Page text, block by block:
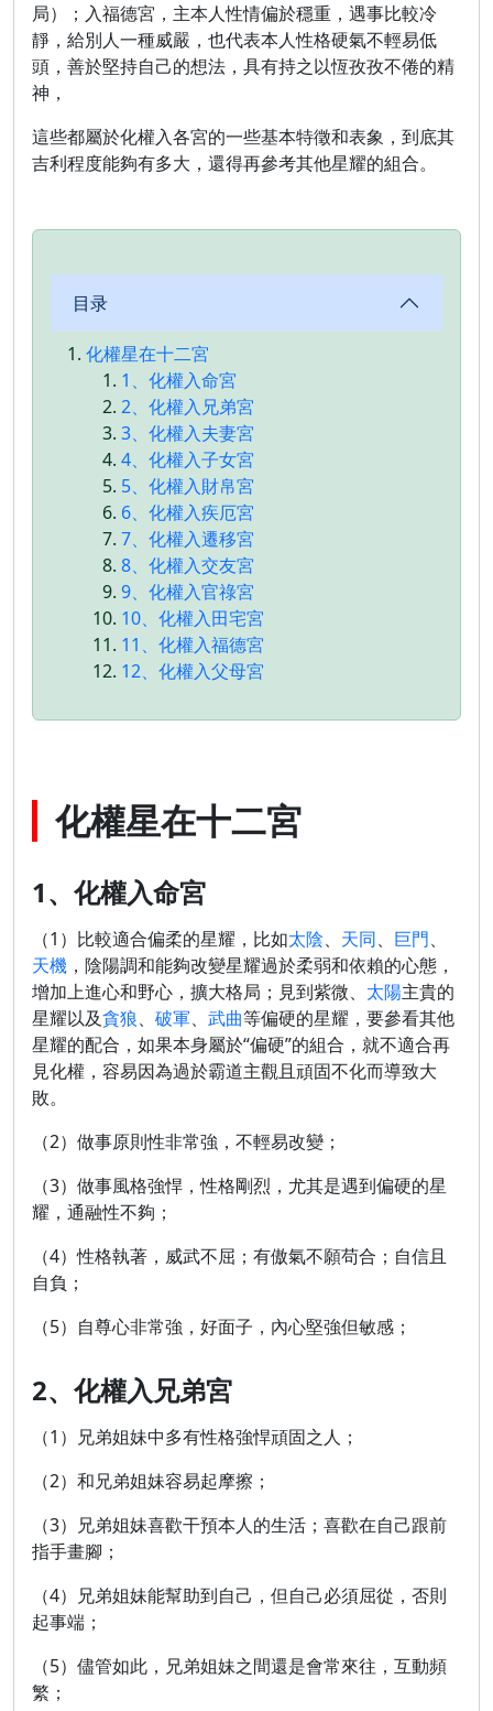
局）；入福德宮，主本人性情偏於穩重，遇事比較冷
靜，給別人一種威嚴，也代表本人性格硬氣不輕易低
頭，善於堅持自己的想法，具有持之以恆孜孜不倦的精
神，
這些都屬於化權入各宮的一些基本特徵和表象，到底其
吉利程度能夠有多大，還得再參考其他星耀的組合。
目录
化權星在十二宮
1、化權入命宮
2、化權入兄弟宮
3、化權入夫妻宮
4、化權入子女宮
5、化權入財帛宮
6、化權入疾厄宮
7、化權入遷移宮
8、化權入交友宮
9、化權入官祿宮
10、化權入田宅宮
11、化權入福德宮
12、化權入父母宮
化權星在十二宮
1、化權入命宮
（1）比較適合偏柔的星耀，比如太陰、 天同、 巨門、
天機 ，陰陽調和能夠改變星耀過於柔弱和依賴的心態，
增加上進心和野心，擴大格局；見到紫微、 太陽主貴的
星耀以及貪狼、 破軍、 武曲等偏硬的星耀，要參看其他
星耀的配合，如果本身屬於“偏硬”的組合，就不適合再
見化權，容易因為過於霸道主觀且頑固不化而導致大
敗。
（2）做事原則性非常強，不輕易改變；
（3）做事風格強悍，性格剛烈，尤其是遇到偏硬的星
耀，通融性不夠；
（4）性格執著，威武不屈；有傲氣不願苟合；自信且
自負；
（5）自尊心非常強，好面子，內心堅強但敏感；
2、化權入兄弟宮
（1）兄弟姐妹中多有性格強悍頑固之人；
（2）和兄弟姐妹容易起摩擦；
（3）兄弟姐妹喜歡干預本人的生活；喜歡在自己跟前
指手畫腳；
（4）兄弟姐妹能幫助到自己，但自己必須屈從，否則
起事端；
（5）儘管如此，兄弟姐妹之間還是會常來往，互動頻
繁；